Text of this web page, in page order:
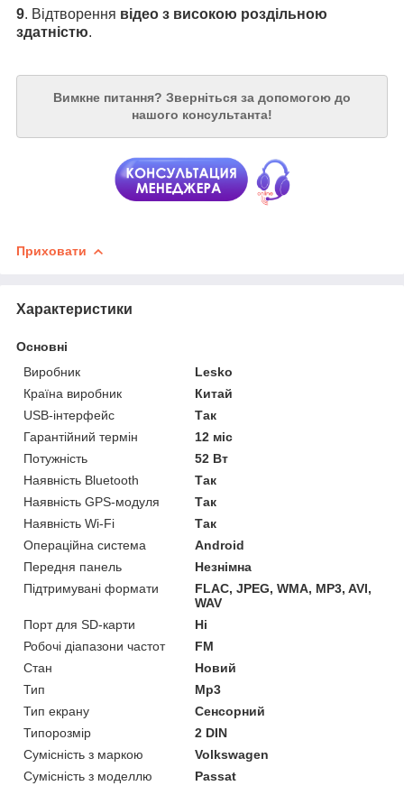
9. Відтворення відео з високою роздільною
здатністю.
Вимкне питання? Зверніться за допомогою до
нашого консультанта!
Приховати
Характеристики
Основні
Виробник
Lesko
Країна виробник
Китай
USB-інтерфейс
Так
Гарантійний термін
12 міс
Потужність
52 Вт
Наявність Bluetooth
Так
Наявність GPS-модуля
Так
Наявність Wi-Fi
Так
Операційна система
Android
Передня панель
Незнімна
Підтримувані формати
FLAC, JPEG, WMA, MP3, AVI,
WAV
Порт для SD-карти
Ні
Робочі діапазони частот
FM
Стан
Новий
Тип
Mp3
Тип екрану
Сенсорний
Типорозмір
2 DIN
Сумісність з маркою
Volkswagen
Сумісність з моделлю
Passat